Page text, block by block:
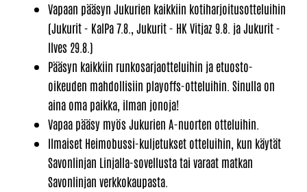
Vapaan pääsyn Jukurien kaikkiin kotiharjoitusotteluihin
(Jukurit - KalPa 7.8., Jukurit - HK Vitjaz 9.8. ja Jukurit -
Ilves 29.8.)
Pääsyn kaikkiin runkosarjaotteluihin ja etuosto-
oikeuden mahdollisiin playoffs-otteluihin. Sinulla on
aina oma paikka, ilman jonoja!
Vapaa pääsy myös Jukurien A-nuorten otteluihin.
Ilmaiset Heimobussi-kuljetukset otteluihin, kun käytät
Savonlinjan Linjalla-sovellusta tai varaat matkan
Savonlinjan verkkokaupasta.